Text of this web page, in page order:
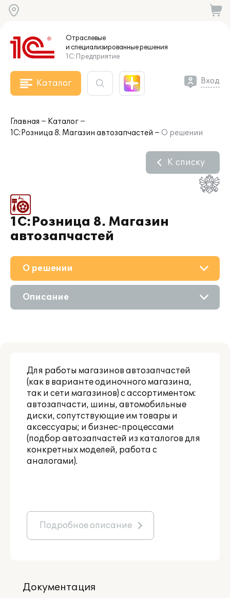
Отраслевые
и специализированныерешения
1С:Предприятие
Каталог Вход
Главная
Каталог
1С:Розница 8. Магазин автозапчастей
О решении
1С:Розница 8. Магазин
автозапчастей
К списку
О решении
Приобретение
Партнерам
Описание
Для работы магазинов автозапчастей
(как в варианте одиночного магазина,
так и сети магазинов) с ассортиментом:
автозапчасти, шины, автомобильные
диски, сопутствующие им товары и
аксессуары; и бизнес-процессами
(подбор автозапчастей из каталогов для
конкретных моделей, работа с
аналогами).
Подробное описание
Документация